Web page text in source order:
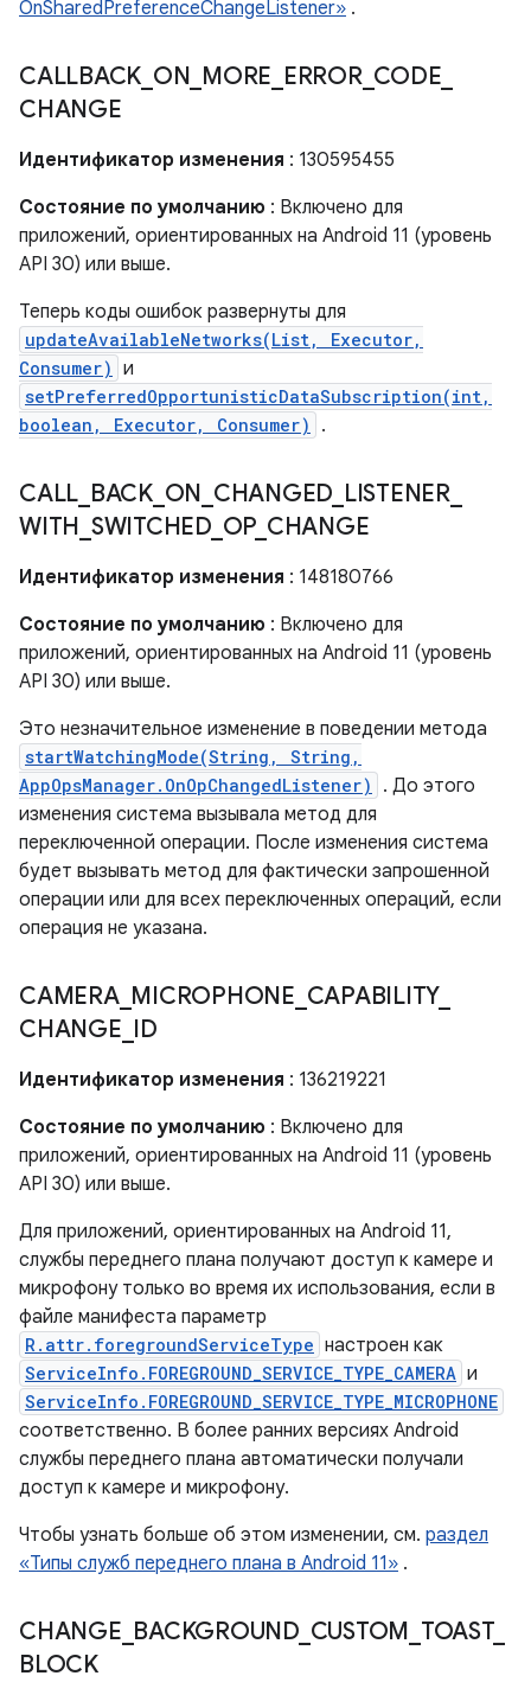
OnSharedPreferenceChangeListener» .
CALLBACK ON MORE ERROR_ CODE
CHANGE
Идентификатор изменения : 130595455
Состояние по умолчанию : Включено для
приложений, ориентированных на Android 11 (уровень
API 30) или выше.
Теперь коды ошибок развернуты для
updateAvailableNetworks(List, Executor,
Consumer) и
setPreferredOpportunisticDataSubscription(int,
boolean, Executor, Consumer)
.
CALL BACK_ ON CHANGED LISTENER_
WITH SWITCHED_ OP_ CHANGE
Идентификатор изменения : 148180766
Состояние по умолчанию : Включено для
приложений, ориентированных на Android 11 (уровень
API 30) или выше.
Это незначительное изменение в поведении метода
startWatchingMode(String, String,
AppOpsManager.OnOpChangedListener)
. До этого
изменения система вызывала метод для
переключенной операции. После изменения система
будет вызывать метод для фактически запрошенной
операции или для всех переключенных операций, если
операция не указана.
CAMERA_ MICROPHONE CAPABILITY_
CHANGE ID
Идентификатор изменения : 136219221
Состояние по умолчанию : Включено для
приложений, ориентированных на Android 11 (уровень
API 30) или выше.
Для приложений, ориентированных на Android 11,
службы переднего плана получают доступ к камере и
микрофону только во время их использования, если в
файле манифеста параметр
R.attr.foregroundServiceType настроен как
ServiceInfo.FOREGROUND_SERVICE_TYPE_CAMERA и
ServiceInfo.FOREGROUND_SERVICE_TYPE_MICROPHONE
соответственно. В более ранних версиях Android
службы переднего плана автоматически получали
доступ к камере и микрофону.
Чтобы узнать больше об этом изменении, см. раздел
«Типы служб переднего плана в Android 11» .
CHANGE BACKGROUND_ CUSTOM TOAST_
BLOCK